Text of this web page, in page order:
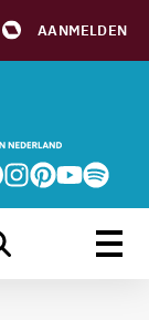
AANMELDEN